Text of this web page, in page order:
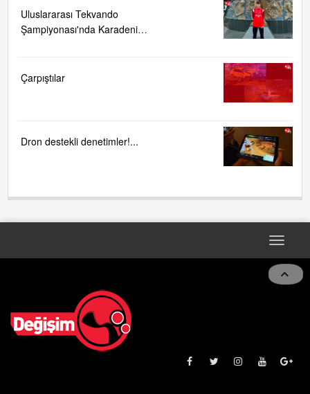
Uluslararası Tekvando
Şampiyonası'nda Karadeniz
Çarpıştılar
Dron destekli denetimler!...
Toggle